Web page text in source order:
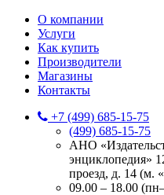
О компании
Услуги
Как купить
Производители
Магазины
Контакты
+7 (499) 685-15-75
(499) 685-15-75
АНО
энциклопедия»
проезд, д. 14 (м.
09.00 – 18.00